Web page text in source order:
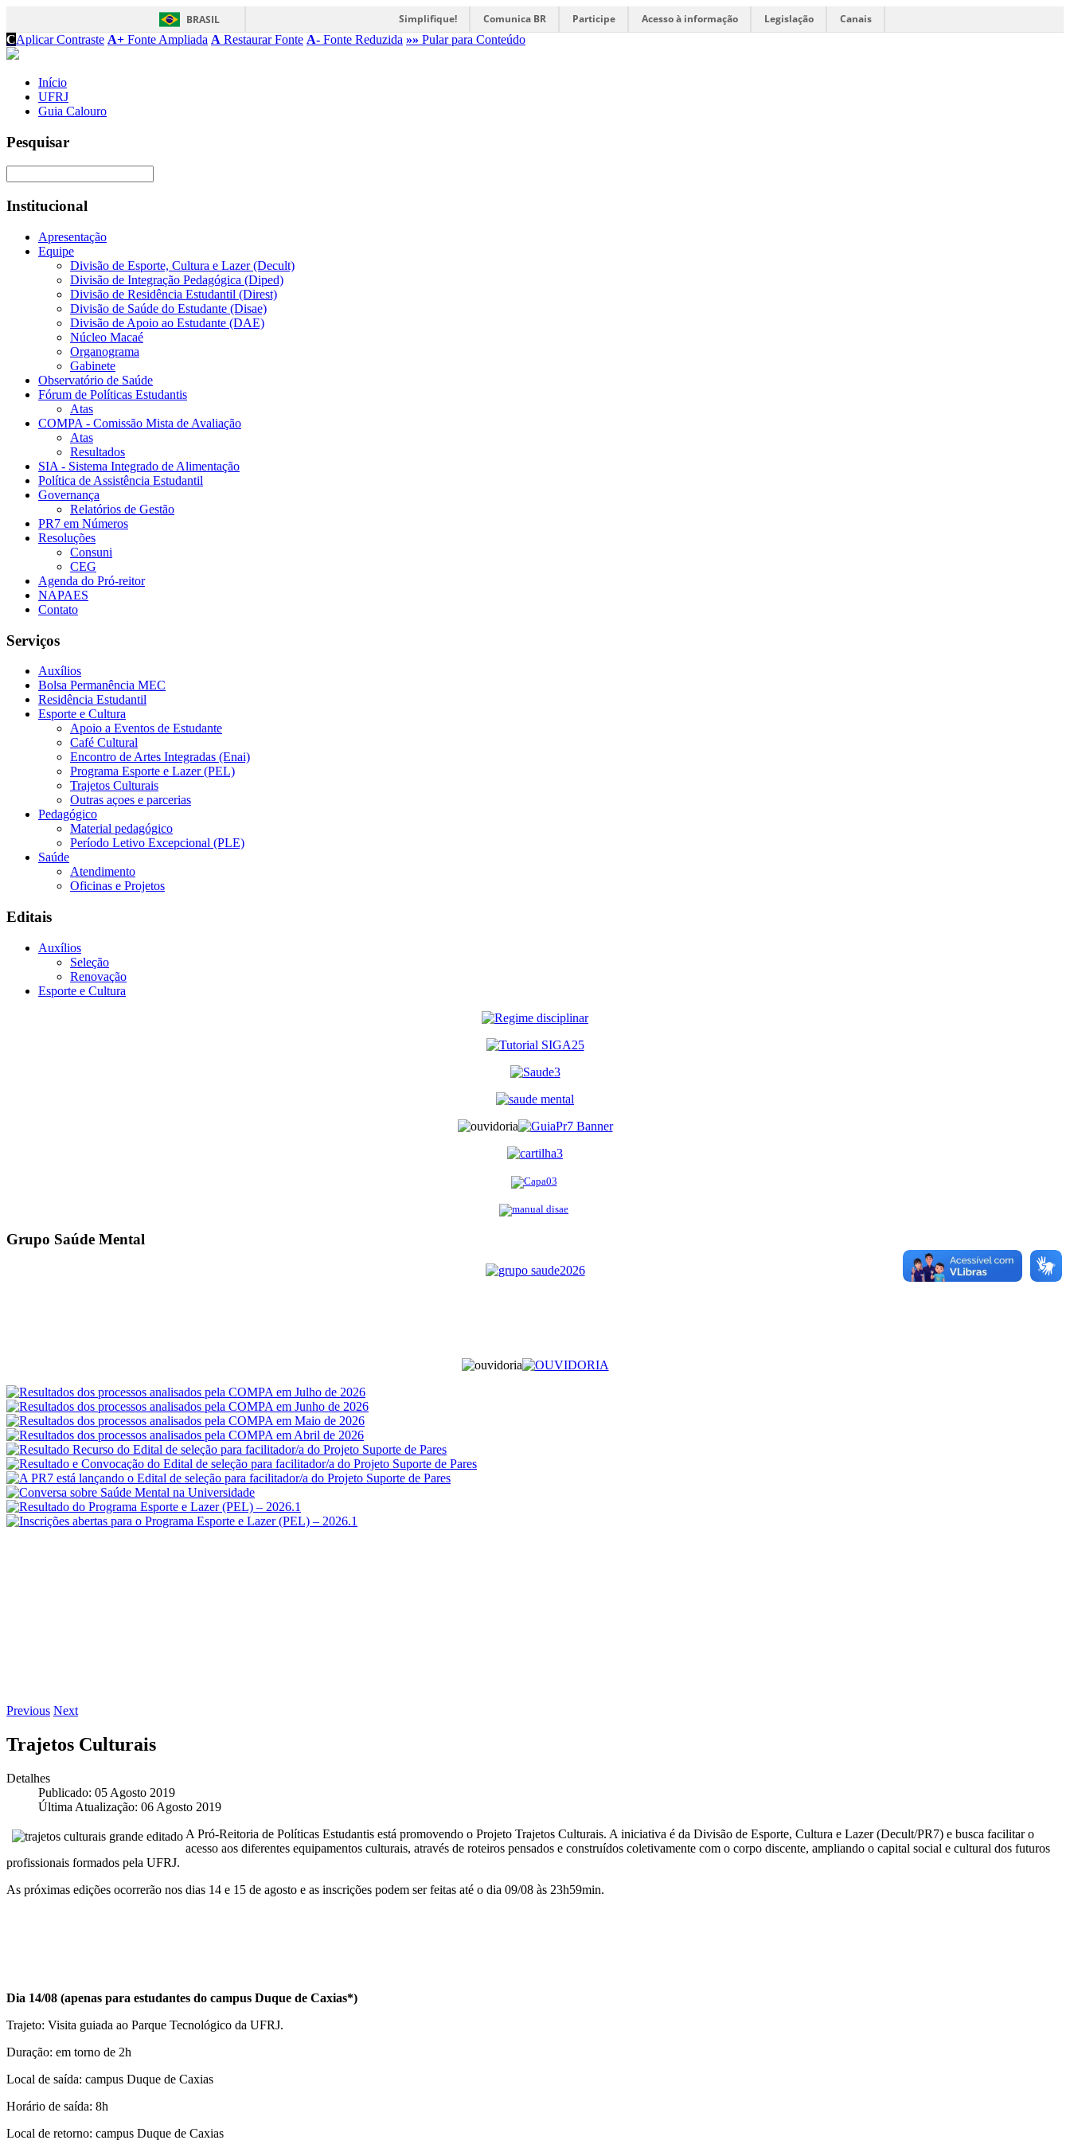
BRASIL Simplifique! Comunica BR Participe Acesso à informação Legislação
Canais
CAplicar Contraste A+ Fonte Ampliada A Restaurar Fonte A- Fonte Reduzida »» Pular para Conteúdo
Início
UFRJ
Guia Calouro
Pesquisar
Institucional
Apresentação
Equipe
Divisão de Esporte, Cultura e Lazer (Decult)
Divisão de Integração Pedagógica (Diped)
Divisão de Residência Estudantil (Direst)
Divisão de Saúde do Estudante (Disae)
Divisão de Apoio ao Estudante (DAE)
Núcleo Macaé
Organograma
Gabinete
Observatório de Saúde
Fórum de Políticas Estudantis
Atas
COMPA - Comissão Mista de Avaliação
Atas
Resultados
SIA - Sistema Integrado de Alimentação
Política de Assistência Estudantil
Governança
Relatórios de Gestão
PR7 em Números
Resoluções
Consuni
CEG
Agenda do Pró-reitor
NAPAES
Contato
Serviços
Auxílios
Bolsa Permanência MEC
Residência Estudantil
Esporte e Cultura
Apoio a Eventos de Estudante
Café Cultural
Encontro de Artes Integradas (Enai)
Programa Esporte e Lazer (PEL)
Trajetos Culturais
Outras açoes e parcerias
Pedagógico
Material pedagógico
Período Letivo Excepcional (PLE)
Saúde
Atendimento
Oficinas e Projetos
Editais
Auxílios
Seleção
Renovação
Esporte e Cultura
Grupo Saúde Mental
Previous Next
Trajetos Culturais
Detalhes
Publicado: 05 Agosto 2019
Última Atualização: 06 Agosto 2019
A Pró-Reitoria de Políticas Estudantis está promovendo o Projeto Trajetos Culturais. A iniciativa é da Divisão de Esporte, Cultura e Lazer (Decult/PR7) e busca facilitar o
acesso aos diferentes equipamentos culturais, através de roteiros pensados e construídos coletivamente com o corpo discente, ampliando o capital social e cultural dos futuros
profissionais formados pela UFRJ.
As próximas edições ocorrerão nos dias 14 e 15 de agosto e as inscrições podem ser feitas até o dia 09/08 às 23h59min.
Dia 14/08 (apenas para estudantes do campus Duque de Caxias*)
Trajeto: Visita guiada ao Parque Tecnológico da UFRJ.
Duração: em torno de 2h
Local de saída: campus Duque de Caxias
Horário de saída: 8h
Local de retorno: campus Duque de Caxias